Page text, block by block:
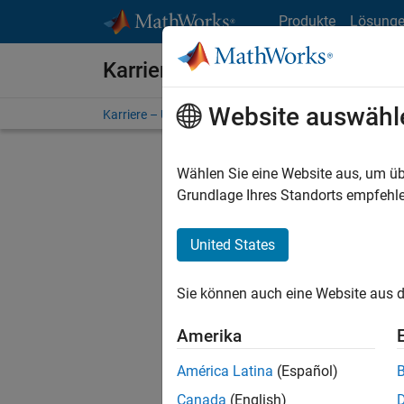
Produkte
Karriere bei MathWorks
Karriere – Übersicht Stellensuche
FILTER:
Stellen
Es
Region
Website
Wählen Sie eine Website aus, um
Grundlage Ihres Standorts
United States
Sie können auch eine Website aus
Amerika
América Latina (Español)
Canada (English)